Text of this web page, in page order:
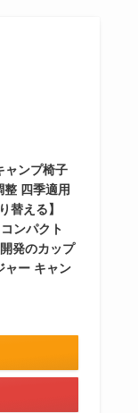
ャンプ椅子
四季適用
替える】
ンパクト
発のカップ
ャー キャン